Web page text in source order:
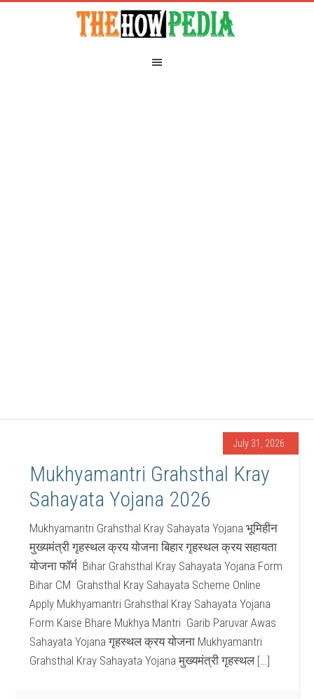
July 31, 2026
Mukhyamantri Grahsthal Kray
Sahayata Yojana 2026
Mukhyamantri Grahsthal Kray Sahayata Yojana भूमिहीन
मुख्यमंत्री गृहस्थल क्रय योजना बिहार गृहस्थल क्रय सहायता
योजना फॉर्म Bihar Grahsthal Kray Sahayata Yojana Form
Bihar CM Grahsthal Kray Sahayata Scheme Online
Apply Mukhyamantri Grahsthal Kray Sahayata Yojana
Form Kaise Bhare Mukhya Mantri Garib Paruvar Awas
Sahayata Yojana गृहस्थल क्रय योजना Mukhyamantri
Grahsthal Kray Sahayata Yojana मुख्यमंत्री गृहस्थल […]